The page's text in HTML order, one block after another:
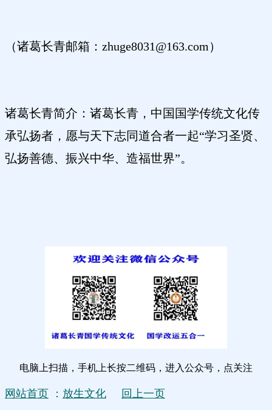
（诸葛长青邮箱：zhuge8031@163.com）
诸葛长青简介：诸葛长青，中国国学传统文化传
承弘扬者，愿与天下志同道合者一起“学习圣贤、
弘扬善德、振兴中华、造福世界”。
电脑上扫描，手机上长按二维码，进入公众号，点关注
网站首页 ： 放生文化 回上一页